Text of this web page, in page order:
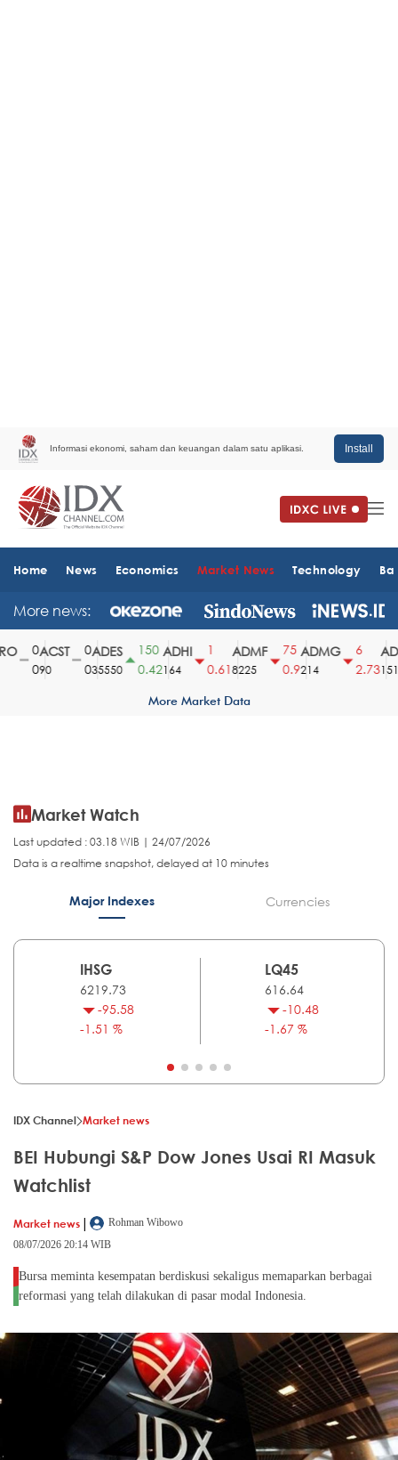
Informasi ekonomi, saham dan keuangan dalam satu aplikasi. Install
Home News Economics Market News Technology
More news:
ACST
90
ADES
35550
150
0.42
ADHI
164
0.61
ADMF
8225
75
0.9
ADMG
214
2.731510
More Market Data
Market Watch
Last updated : 03.18 WIB | 24/07/2026
Data is a realtime snapshot, delayed at 10 minutes
Major Indexes Currencies
IHSG
6219.73
-95.58
-1.51 %
LQ45
616.64
-10.48
-1.67 %
IDX Channel Market news
BEI Hubungi S&P Dow Jones Usai RI Masuk
Watchlist
Market news |
Rohman Wibowo
08/07/2026 20:14 WIB
Bursa meminta kesempatan berdiskusi sekaligus memaparkan berbagai
reformasi yang telah dilakukan di pasar modal Indonesia.